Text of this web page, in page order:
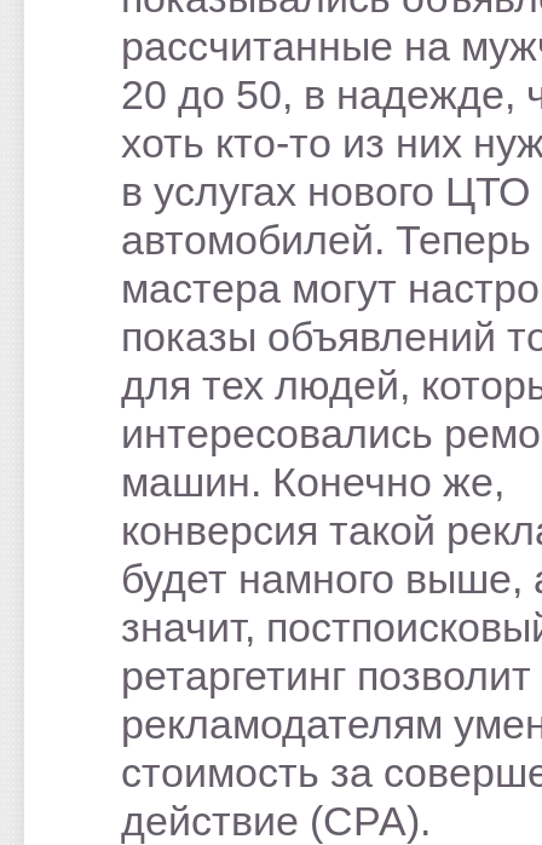
рассчитанные на
20 до 50, в надежде,
хоть кто-то из них
в услугах нового ЦТО
автомобилей. Теперь
мастера могут
показы объявлений
для тех людей,
интересовались
машин. Конечно же,
конверсия такой
будет намного выше,
значит,
ретаргетинг позволит
рекламодателям
стоимость за
действие (СРА).